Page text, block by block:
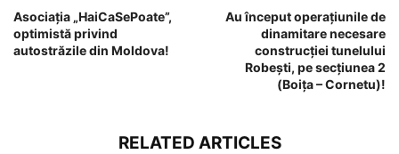
Asociația „HaiCaSePoate”,
optimistă privind
autostrăzile din Moldova!
Au început operațiunile de
dinamitare necesare
construcției tunelului
Robești, pe secțiunea 2
(Boița – Cornetu)!
RELATED ARTICLES